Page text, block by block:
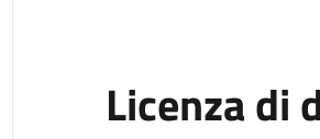
Licenza di